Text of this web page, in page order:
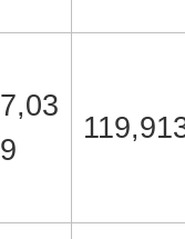
7,03
9